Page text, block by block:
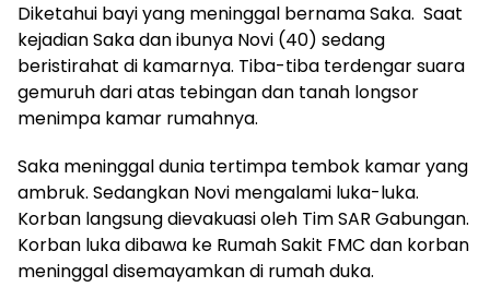
Diketahui bayi yang meninggal bernama Saka. Saat
kejadian Saka dan ibunya Novi (40) sedang
beristirahat di kamarnya. Tiba-tiba terdengar suara
gemuruh dari atas tebingan dan tanah longsor
menimpa kamar rumahnya.
Saka meninggal dunia tertimpa tembok kamar yang
ambruk. Sedangkan Novi mengalami luka-luka.
Korban langsung dievakuasi oleh Tim SAR Gabungan.
Korban luka dibawa ke Rumah Sakit FMC dan korban
meninggal disemayamkan di rumah duka.